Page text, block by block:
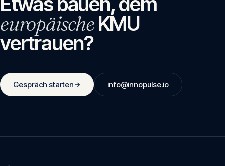
europäischeKMU
vertrauen?
Gespräch starten info@innopulse.io